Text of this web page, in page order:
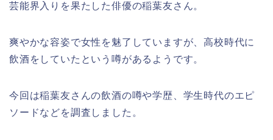
芸能界入りを果たした俳優の稲葉友さん。
爽やかな容姿で女性を魅了していますが、高校時代に
飲酒をしていたという噂があるようです。
今回は稲葉友さんの飲酒の噂や学歴、学生時代のエピ
ソードなどを調査しました。